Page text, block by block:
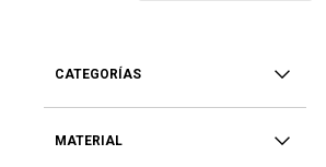
CATEGORÍAS
MATERIAL